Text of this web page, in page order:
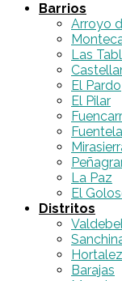
Barrios
Arroyo
Las
El Pardo
El Pilar
La Paz
El
Distritos
Barajas